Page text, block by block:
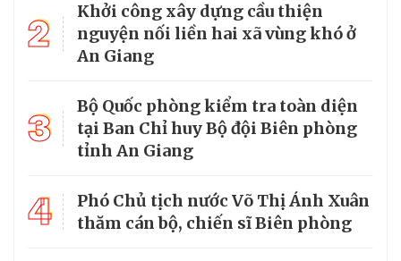
2
Khởi công xây dựng cầu thiện
nguyện nối liền hai xã vùng khó ở
An Giang
3
Bộ Quốc phòng kiểm tra toàn diện
tại Ban Chỉ huy Bộ đội Biên phòng
tỉnh An Giang
4
Phó Chủ tịch nước Võ Thị Ánh Xuân
thăm cán bộ, chiến sĩ Biên phòng